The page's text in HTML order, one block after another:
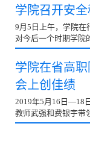
学院召开安
9月5日上午，学院在
对今后一个时期学院
负责人任亚朗、副院
学院在省高
会上创佳绩
2019年5月16日—18
教师武强和费银宇带
育厅主办的四川省高